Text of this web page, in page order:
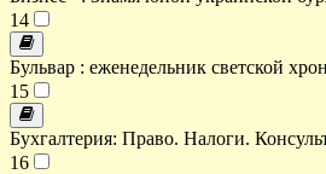
14
Бульвар : еженедельник светской
15
Бухгалтерия: Право. Налоги.
16